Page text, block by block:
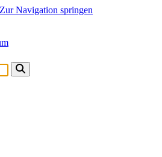
Zur Navigation springen